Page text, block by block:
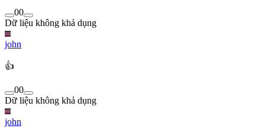
00
Dữ liệu không khả dụng
john
👍
00
Dữ liệu không khả dụng
john